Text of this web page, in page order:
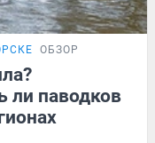
ОБЗОР
ли паводков